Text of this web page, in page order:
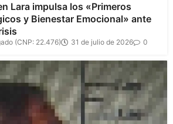
Lara impulsa los «Primeros
y Bienestar Emocional» ante
(CNP: 22.476) 31 de julio de 2026 0